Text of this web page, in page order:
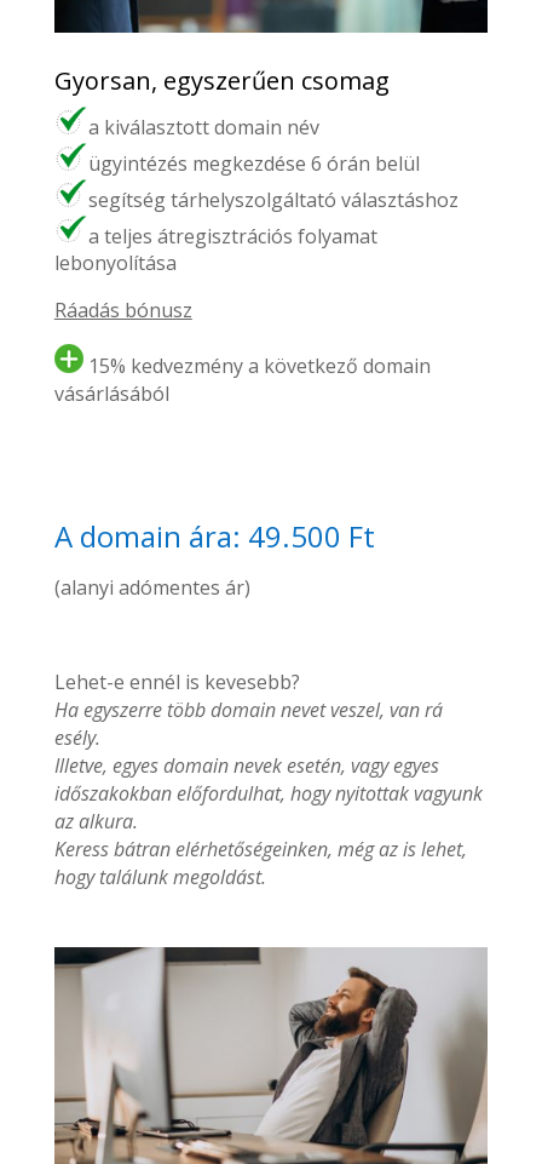
Gyorsan, egyszerűen csomag
a kiválasztott domain név
ügyintézés megkezdése 6 órán belül
segítség tárhelyszolgáltató választáshoz
a teljes átregisztrációs folyamat
lebonyolítása
Ráadás bónusz
15% kedvezmény a következő domain
vásárlásából
A domain ára: 49.500 Ft
(alanyi adómentes ár)
Lehet-e ennél is kevesebb?
Ha egyszerre több domain nevet veszel, van rá
esély.
Illetve, egyes domain nevek esetén, vagy egyes
időszakokban előfordulhat, hogy nyitottak vagyunk
az alkura.
Keress bátran elérhetőségeinken, még az is lehet,
hogy találunk megoldást.